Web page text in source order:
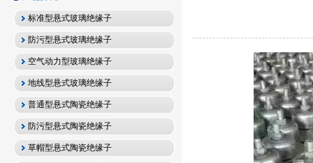
标准型悬式玻璃绝缘子
防污型悬式玻璃绝缘子
空气动力型玻璃绝缘子
地线型悬式玻璃绝缘子
普通型悬式陶瓷绝缘子
防污型悬式陶瓷绝缘子
草帽型悬式陶瓷绝缘子